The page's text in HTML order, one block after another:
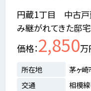
円蔵1丁目 中古戸
み継がれてきた邸宅
価格 2,850万
所在地
茅ヶ崎
交通
相模線